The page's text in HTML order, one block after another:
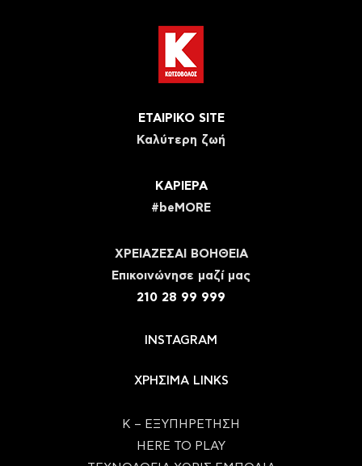
ΕΤΑΙΡΙΚΟ SITE
Καλύτερη ζωή
ΚΑΡΙΕΡΑ
#beMORE
ΧΡΕΙΑΖΕΣΑΙ ΒΟΗΘΕΙΑ
Eπικοινώνησε μαζί μας
210 28 99 999
INSTAGRAM
ΧΡΗΣΙΜΑ LINKS
Κ – ΕΞΥΠΗΡΕΤΗΣΗ
HERE TO PLAY